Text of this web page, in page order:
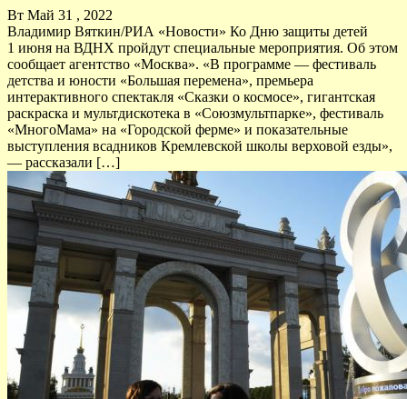
Вт Май 31 , 2022
Владимир Вяткин/РИА «Новости» Ко Дню защиты детей
1 июня на ВДНХ пройдут специальные мероприятия. Об этом
сообщает агентство «Москва». «В программе — фестиваль
детства и юности «Большая перемена», премьера
интерактивного спектакля «Сказки о космосе», гигантская
раскраска и мультдискотека в «Союзмультпарке», фестиваль
«МногоМама» на «Городской ферме» и показательные
выступления всадников Кремлевской школы верховой езды»,
— рассказали […]